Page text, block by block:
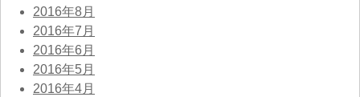
2016年8月
2016年7月
2016年6月
2016年5月
2016年4月